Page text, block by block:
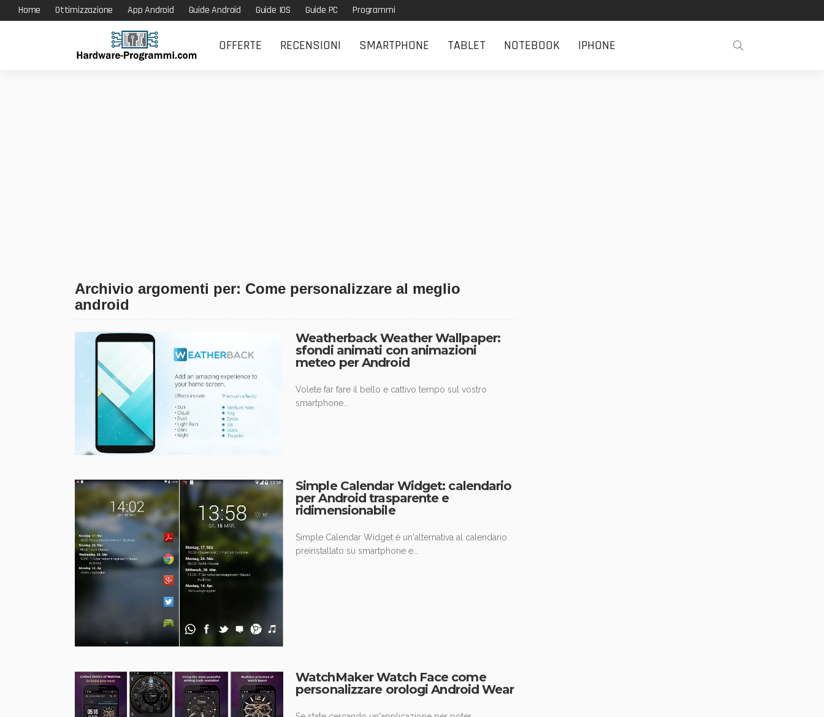
Home Ottimizzazione App Android Guide Android Guide IOS Guide PC Programmi
OFFERTE RECENSIONI SMARTPHONE TABLET NOTEBOOK IPHONE
Archivio argomenti per: Come personalizzare al meglio
android
Weatherback Weather Wallpaper:
sfondi animati con animazioni
meteo per Android
Volete far fare il bello e cattivo tempo sul vostro
smartphone...
Simple Calendar Widget: calendario
per Android trasparente e
ridimensionabile
Simple Calendar Widget è un'alternativa al calendario
preinstallato su smartphone e...
WatchMaker Watch Face come
personalizzare orologi Android Wear